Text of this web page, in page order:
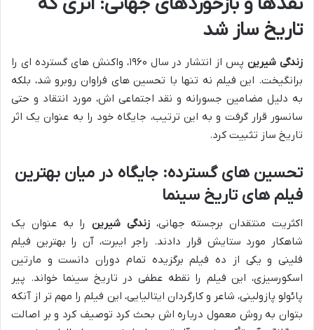
تاریخ ساز شد
زندگی شیرین
پس از انتشار در سال ۱۹۶۰، واکنش های گسترده ای را
برانگیخت. این فیلم نه تنها با تحسین های فراوان روبرو شد، بلکه
به دلیل مضامین جسورانه و نقد اجتماعی اش، مورد انتقاد و حتی
سانسور قرار گرفت و به این ترتیب، جایگاه خود را به عنوان یک اثر
تاریخ ساز تثبیت کرد.
تحسین های گسترده: جایگاه در میان بهترین
فیلم های تاریخ سینما
اکثریت منتقدان برجسته جهانی،زندگی شیرینرا به عنوان یک
شاهکار مورد ستایش قرار دادند. راجر ایبرت، آن را بهترین فیلم
فلینی و یکی از ده فیلم برگزیده تمام دوران دانست و مارتین
اسکورسیزی، این فیلم را نقطه عطفی در تاریخ سینما خواند. پیر
پائولو پازولینی، شاعر و کارگردان ایتالیایی، این فیلم را مهم تر از آنکه
بتوان به روش معمول درباره اش بحث کرد توصیف کرد و بر اصالت